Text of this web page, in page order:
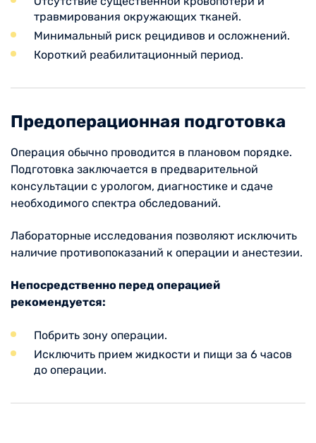
травмирования окружающих тканей.
Минимальный риск рецидивов и осложнений.
Короткий реабилитационный период.
Предоперационная подготовка
Операция обычно проводится в плановом порядке.
Подготовка заключается в предварительной
консультации с урологом, диагностике и сдаче
необходимого спектра обследований.
Лабораторные исследования позволяют исключить
наличие противопоказаний к операции и анестезии.
Непосредственно перед операцией
рекомендуется:
Побрить зону операции.
Исключить прием жидкости и пищи за 6 часов
до операции.